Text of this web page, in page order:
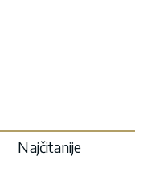
Najčitanije